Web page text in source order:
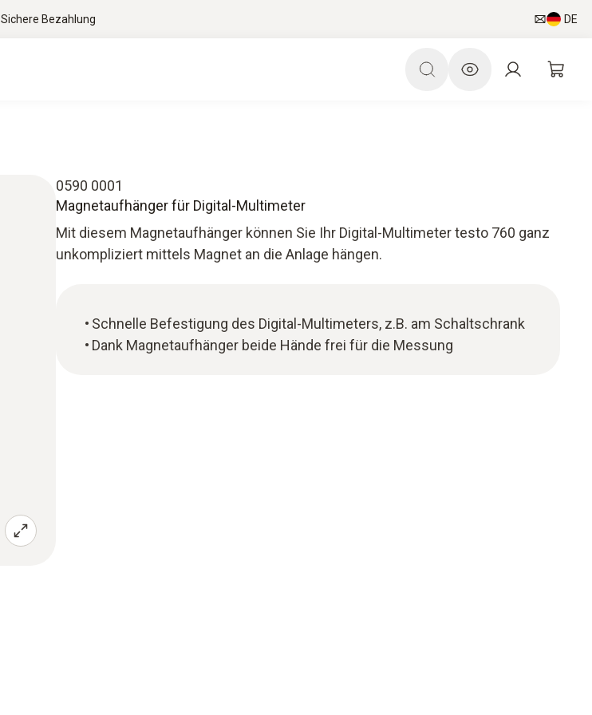
Sichere Bezahlung DE
0590 0001
Magnetaufhänger für Digital-Multimeter
Mit diesem Magnetaufhänger können Sie Ihr Digital-Multimeter testo 760 ganz
unkompliziert mittels Magnet an die Anlage hängen.
Schnelle Befestigung des Digital-Multimeters, z.B. am Schaltschrank
Dank Magnetaufhänger beide Hände frei für die Messung